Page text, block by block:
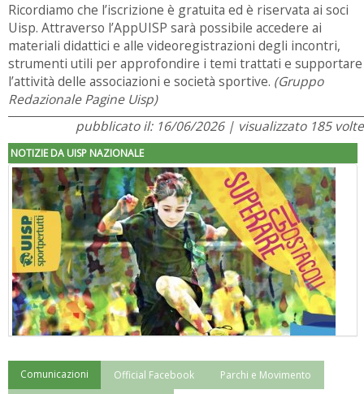
Ricordiamo che l’iscrizione è gratuita ed è riservata ai soci
Uisp. Attraverso l’AppUISP sarà possibile accedere ai
materiali didattici e alle videoregistrazioni degli incontri,
strumenti utili per approfondire i temi trattati e supportare
l’attività delle associazioni e società sportive. (Gruppo
Redazionale Pagine Uisp)
pubblicato il: 16/06/2026 | visualizzato 185 volte
NOTIZIE DA UISP NAZIONALE
"Superare gli ostacoli": la relazione di Tiziano Pesce al CN Uisp
Comunicazioni Official Facebook Parchi e Movimento